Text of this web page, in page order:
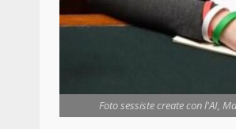
Foto sessiste create con l'AI,